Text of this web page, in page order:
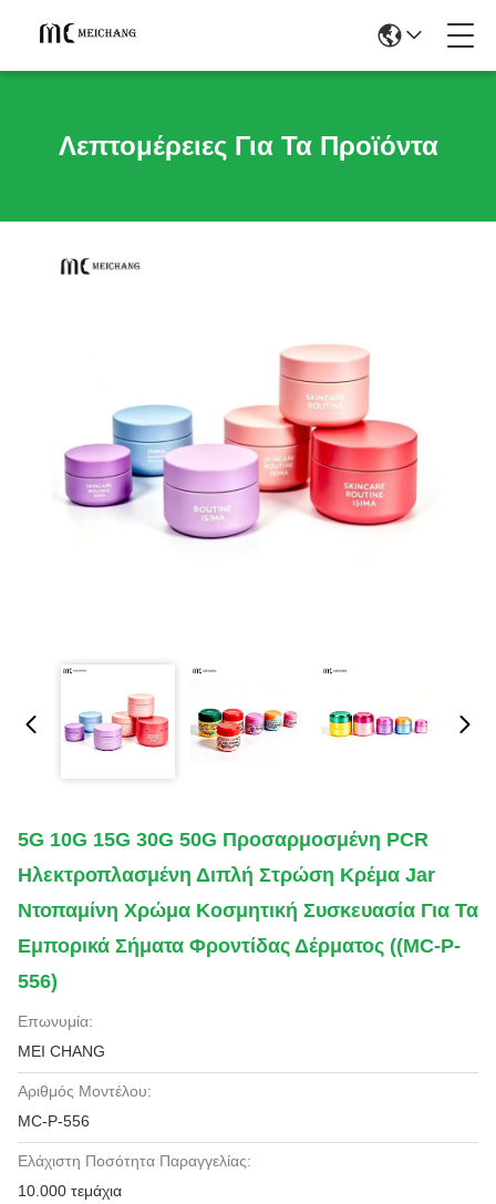
Λεπτομέρειες Για Τα Προϊόντα
5G 10G 15G 30G 50G Προσαρμοσμένη PCR
Ηλεκτροπλασμένη Διπλή Στρώση Κρέμα Jar
Ντοπαμίνη Χρώμα Κοσμητική Συσκευασία Για Τα
Εμπορικά Σήματα Φροντίδας Δέρματος ((MC-P-
556)
Επωνυμία:
MEI CHANG
Αριθμός Μοντέλου:
MC-P-556
Ελάχιστη Ποσότητα Παραγγελίας:
10.000 τεμάχια